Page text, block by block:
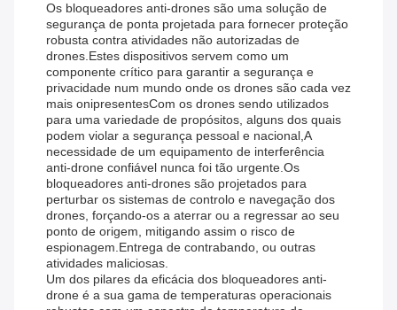
Os bloqueadores anti-drones são uma solução de
segurança de ponta projetada para fornecer proteção
robusta contra atividades não autorizadas de
drones.Estes dispositivos servem como um
componente crítico para garantir a segurança e
privacidade num mundo onde os drones são cada vez
mais onipresentesCom os drones sendo utilizados
para uma variedade de propósitos, alguns dos quais
podem violar a segurança pessoal e nacional,A
necessidade de um equipamento de interferência
anti-drone confiável nunca foi tão urgente.Os
bloqueadores anti-drones são projetados para
perturbar os sistemas de controlo e navegação dos
drones, forçando-os a aterrar ou a regressar ao seu
ponto de origem, mitigando assim o risco de
espionagem.Entrega de contrabando, ou outras
atividades maliciosas.
Um dos pilares da eficácia dos bloqueadores anti-
drone é a sua gama de temperaturas operacionais